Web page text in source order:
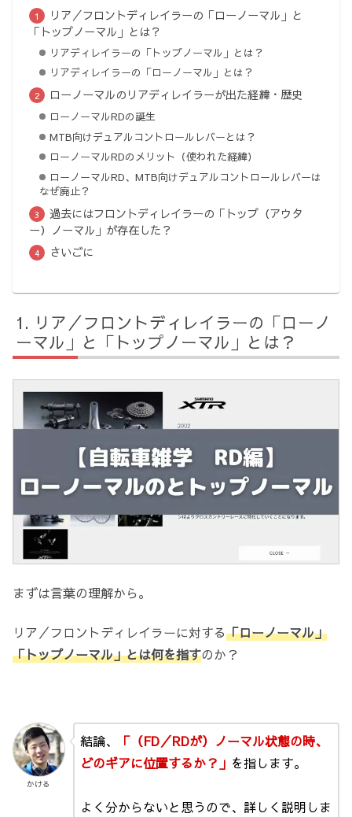
リア／フロントディレイラーの「ローノーマル」と
「トップノーマル」とは？
リアディレイラーの「トップノーマル」とは？
リアディレイラーの「ローノーマル」とは？
ローノーマルのリアディレイラーが出た経緯・歴史
ローノーマルRDの誕生
MTB向けデュアルコントロールレバーとは？
ローノーマルRDのメリット（使われた経緯）
ローノーマルRD、MTB向けデュアルコントロールレバーは
なぜ廃止？
過去にはフロントディレイラーの「トップ（アウタ
ー）ノーマル」が存在した？
さいごに
リア／フロントディレイラーの「ローノ
ーマル」と「トップノーマル」とは？
まずは言葉の理解から。
リア／フロントディレイラーに対する「ローノーマル」
「トップノーマル」とは何を指すのか？
かける
結論、
「（FD／RDが）ノーマル状態の時、
どのギアに位置するか？」 を指します。
よく分からないと思うので、詳しく説明しま